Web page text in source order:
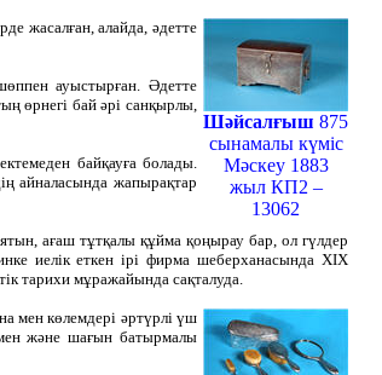
Шәйсалғыш 875
сынамалы күміс
Мәскеу 1883
жыл КП2 –
13062
жасалған, алайда, әдетте
ауыстырған. Әдетте
өрнегі бай әрі санқырлы,
байқауға болады.
айналасында жапырақтар
ағаш тұтқалы құйма қоңырау бар, ол гүлдер
иелік еткен ірі фирма шеберханасында ХІХ
тарихи мұражайында сақталуда.
мен көлемдері әртүрлі үш
және шағын батырмалы